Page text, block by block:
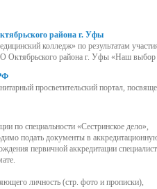
района г. Уфы
колледж» по результатам
Октябрьского района г. Уфы «Наш выбор
просветительский портал,
по специальности «Сестринское дело»,
подать документы в
первичной аккредитации
личность (стр. фото и прописки),